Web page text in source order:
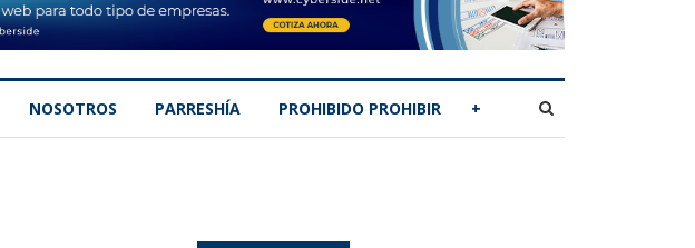
NOSOTROS PARRESHÍA PROHIBIDO PROHIBIR +